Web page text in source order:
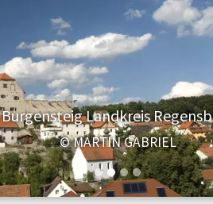
Burgensteig Landkreis
© MARTIN GABRIEL